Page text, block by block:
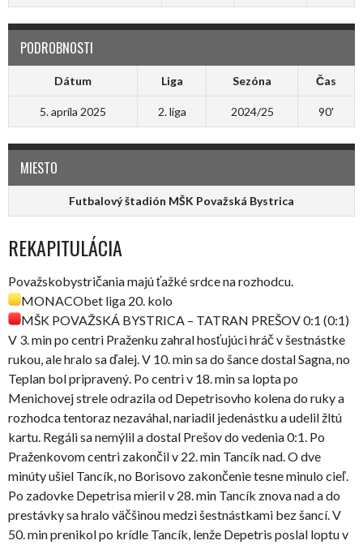
PODROBNOSTI
Dátum Liga Sezóna Čas
5. apríla 2025 2. liga 2024/25 90'
MIESTO
Futbalový štadión MŠK Považská Bystrica
REKAPITULÁCIA
Považskobystričania majú ťažké srdce na rozhodcu.
MONACObet liga 20. kolo
MŠK POVAŽSKÁ BYSTRICA – TATRAN PREŠOV 0:1 (0:1)
V 3. min po centri Praženku zahral hosťujúci hráč v šestnástke
rukou, ale hralo sa ďalej. V 10. min sa do šance dostal Sagna, no
Teplan bol pripravený. Po centri v 18. min sa lopta po
Menichovej strele odrazila od Depetrisovho kolena do ruky a
rozhodca tentoraz nezaváhal, nariadil jedenástku a udelil žltú
kartu. Regáli sa nemýlil a dostal Prešov do vedenia 0:1. Po
Praženkovom centri zakončil v 22. min Tancík nad. O dve
minúty ušiel Tancík, no Borisovo zakončenie tesne minulo cieľ.
Po zadovke Depetrisa mieril v 28. min Tancík znova nad a do
prestávky sa hralo väčšinou medzi šestnástkami bez šancí. V
50. min prenikol po krídle Tancík, lenže Depetris poslal loptu v